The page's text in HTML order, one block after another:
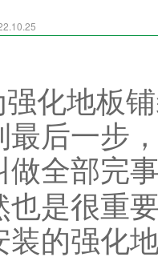
化地板
最后一步
做全部完
也是很重
的强化地